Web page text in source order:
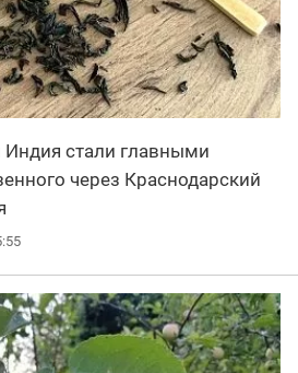
стали главными
через Краснодарский